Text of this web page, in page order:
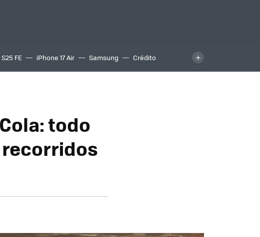
FE iPhone 17 Air Samsung
Crédito
todo
recorridos